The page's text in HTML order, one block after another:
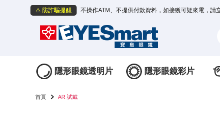
⚠️ 防詐騙提醒 不操作ATM、不提供付款資料，如接獲可疑來電，
隱形眼鏡透明片 隱形眼鏡彩片
首頁 AR 試戴